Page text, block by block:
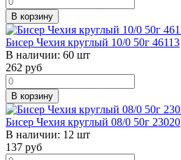
В корзину
Бисер Чехия круглый 10/0 50г 46113
В наличии: 60 шт
262 руб
В корзину
Бисер Чехия круглый 08/0 50г 23020
В наличии: 12 шт
137 руб